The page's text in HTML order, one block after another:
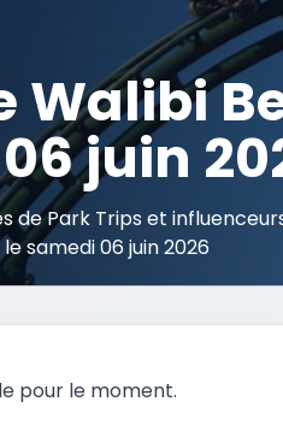
Walibi
juin
de Park Trips et
samedi 06 juin 2026
pour le moment.